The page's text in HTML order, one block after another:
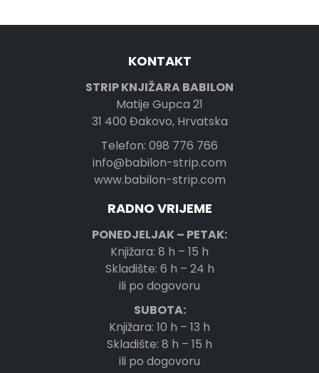
KONTAKT
STRIP KNJIŽARA BABILON
Matije Gupca 21
31 400 Đakovo, Hrvatska
Telefon: 098 776 766
info@babilon-strip.com
www.babilon-strip.com
RADNO VRIJEME
PONEDJELJAK – PETAK:
Knjižara: 8 h – 15 h
Skladište: 6 h – 24 h
ili po dogovoru
SUBOTA:
Knjižara: 10 h – 13 h
Skladište: 8 h – 15 h
ili po dogovoru